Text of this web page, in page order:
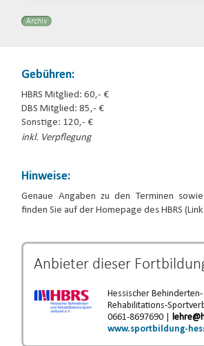
Archiv
Gebühren:
HBRS Mitglied: 60,- €
DBS Mitglied: 85,- €
Sonstige: 120,- €
inkl. Verpflegung
Hinweise:
Genaue Angaben zu den Terminen
finden Sie auf der Homepage des HBRS
Anbieter dieser
Hessischer Behinderten-
Rehabilitations-
0661-8697690 |
www.sportbildung-